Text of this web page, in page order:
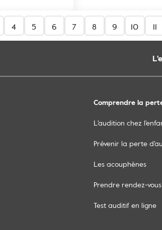
4 5 6 7 8 9 10 11
Comprendre la
L'audition chez
Prévenir la perte
Les acouphènes
Prendre rendez-vous
Test auditif en ligne